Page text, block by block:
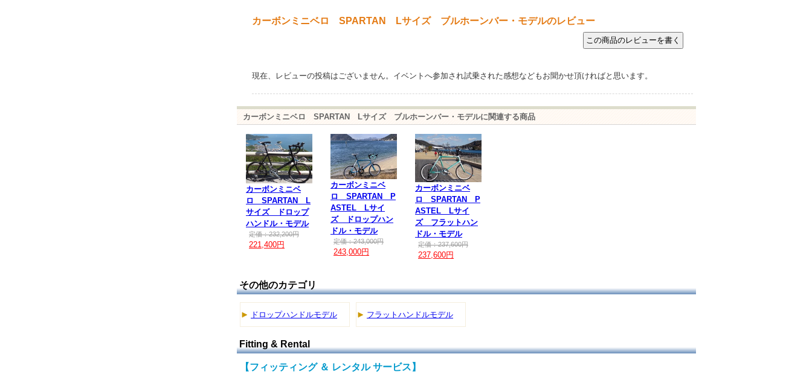
カーボンミニベロ SPARTAN Lサイズ ブルホーンバー・モデルのレビュー
現在、レビューの投稿はございません。イベントへ参加され試乗された感想などもお聞かせ頂ければと思います。
カーボンミニベロ SPARTAN Lサイズ ブルホーンバー・モデルに関連する商品
カーボンミニベ
ロ SPARTAN L
サイズ ドロップ
ハンドル・モデル
定価：232,200円
221,400円
カーボンミニベ
ロ SPARTAN P
ASTEL Lサイ
ズ ドロップハン
ドル・モデル
定価：243,000円
243,000円
カーボンミニベ
ロ SPARTAN P
ASTEL Lサイ
ズ フラットハン
ドル・モデル
定価：237,600円
237,600円
その他のカテゴリ
ドロップハンドルモデル フラットハンドルモデル
Fitting & Rental
【フィッティング ＆ レンタル サービス】